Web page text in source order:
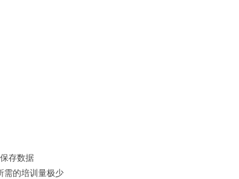
存数据
需的培训量极少